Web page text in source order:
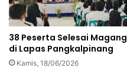
38 Peserta Selesai Magang
di Lapas Pangkalpinang
Kamis, 18/06/2026